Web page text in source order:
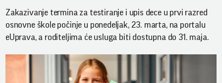
Zakazivanje termina za testiranje i upis dece u prvi razred
osnovne škole počinje u ponedeljak, 23. marta, na portalu
eUprava, a roditeljima će usluga biti dostupna do 31. maja.